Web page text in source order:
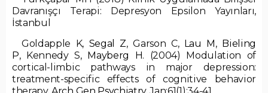
Davranışçı Terapi: Depresyon Epsilon Yayınları,
İstanbul
Goldapple K, Segal Z, Garson C, Lau M, Bieling
P, Kennedy S, Mayberg H. (2004) Modulation of
cortical-limbic pathways in major depression:
treatment-specific effects of cognitive behavior
therapy.Arch Gen Psychiatry.Jan;61(1):34-41